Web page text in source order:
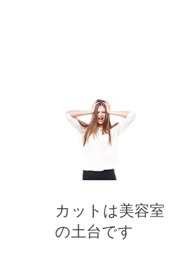
カットは美容室
の土台です